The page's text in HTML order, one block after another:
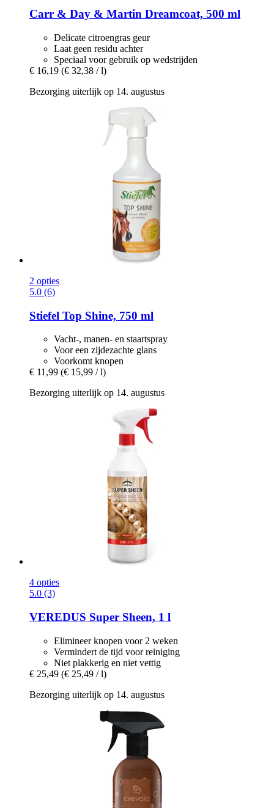
Carr & Day & Martin Dreamcoat, 500 ml
Delicate citroengras geur
Laat geen residu achter
Speciaal voor gebruik op wedstrijden
€ 16,19 (€ 32,38 / l)
Bezorging uiterlijk op 14. augustus
2 opties
5.0 (6)
Stiefel Top Shine, 750 ml
Vacht-, manen- en staartspray
Voor een zijdezachte glans
Voorkomt knopen
€ 11,99 (€ 15,99 / l)
Bezorging uiterlijk op 14. augustus
4 opties
5.0 (3)
VEREDUS Super Sheen, 1 l
Elimineer knopen voor 2 weken
Vermindert de tijd voor reiniging
Niet plakkerig en niet vettig
€ 25,49 (€ 25,49 / l)
Bezorging uiterlijk op 14. augustus